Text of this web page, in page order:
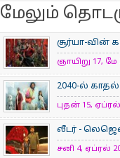
மேலும்
சூர்யா-வின்
ஞாயிறு 17, மே
2040-ல்
புதன் 15, ஏப்ரல்
லீடர் -
சனி 4, ஏப்ரல்